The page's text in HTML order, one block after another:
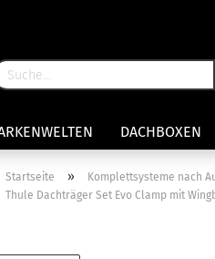
DACHBOXEN
Startseite » Komplettsysteme nach
Thule Dachträger Set Evo Clamp mit